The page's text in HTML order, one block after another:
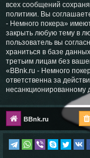
всех сообщений
политики. Вы
- Немного покера»
закрыть любую тему в
пользователь вы
храниться в базе
третьим лицам без
«BBnk.ru - Немного
ответственна за
несанкционированному
BBnk.ru